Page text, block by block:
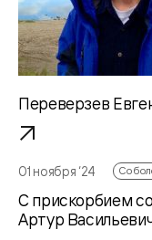
Переверзев
01 ноября ‘24
С прискорбием
Артур